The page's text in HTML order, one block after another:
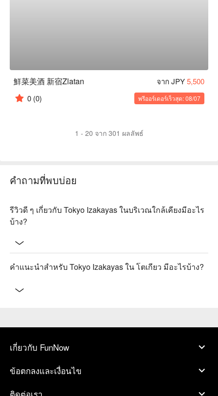
鮮菜美酒 新宿Zlatan จาก JPY5,500
0 (0) พรีออร์เดอร์เร็วสุด: 08/07
1 - 20 จาก 301 ผลลัพธ์
คำถามที่พบบ่อย
รีวิวดี ๆ เกี่ยวกับ Tokyo Izakayas ในบริเวณใกล้เคียงมีอะไร
บ้าง?
คำแนะนำสำหรับ Tokyo Izakayas ใน โตเกียว มีอะไรบ้าง?
เกี่ยวกับ FunNow
ข้อตกลงและเงื่อนไข
ติดต่อเรา